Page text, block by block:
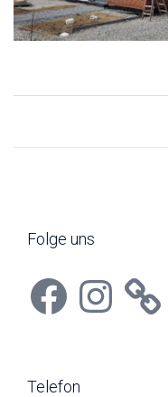
Folge uns
FacebookInstagram
Telefon